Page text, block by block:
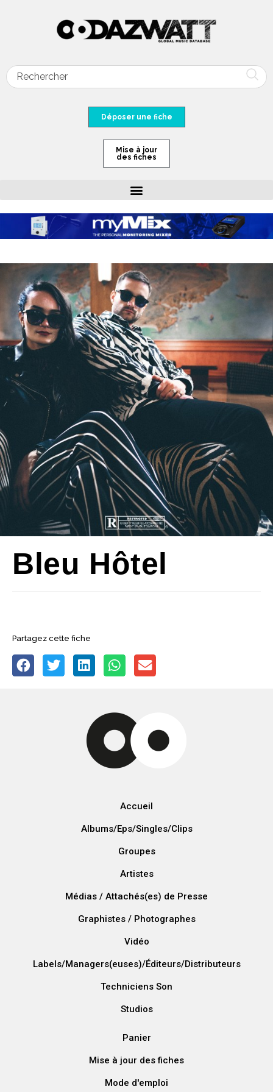
Déposer une fiche
Mise à jour
des fiches
Bleu Hôtel
Partagez cette fiche
Accueil
Albums/Eps/Singles/Clips
Groupes
Artistes
Médias / Attachés(es) de Presse
Graphistes / Photographes
Vidéo
Labels/Managers(euses)/Éditeurs/Distributeurs
Techniciens Son
Studios
Panier
Mise à jour des fiches
Mode d'emploi